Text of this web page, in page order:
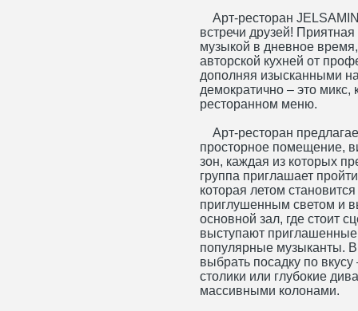
Арт-ресторан
встречи друзей!
музыкой в дневное
авторской кухней от
дополняя изысканными
демократично – это
ресторанном меню.
Арт-ресторан
просторное помещение,
зон, каждая из которых
группа приглашает
которая летом
приглушенным светом и
основной зал, где стоит
выступают
популярные музыканты. В
выбрать посадку по
столики или глубокие
массивными колонами.